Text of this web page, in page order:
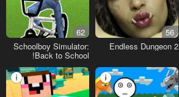
56
Endless Dungeon 2
62
Schoolboy Simulator:
Back to School!